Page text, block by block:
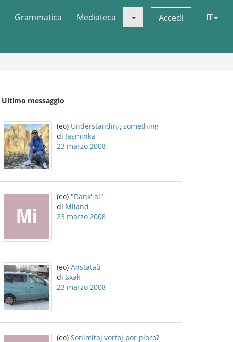
Grammatica Mediateca Accedi IT
Ultimo messaggio
(eo) Understanding something
di Jasminka
23 marzo 2008
(eo) "Dank' al"
di Miland
23 marzo 2008
(eo) Anstataŭ
di Sxak
23 marzo 2008
(eo) Sonimitaj vortoj por ploro?